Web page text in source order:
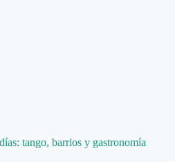
tango, barrios y gastronomía